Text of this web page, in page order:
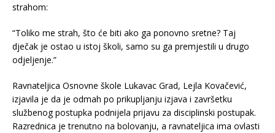
strahom:
“Toliko me strah, što će biti ako ga ponovno sretne? Taj
dječak je ostao u istoj školi, samo su ga premjestili u drugo
odjeljenje.”
Ravnateljica Osnovne škole Lukavac Grad, Lejla Kovačević,
izjavila je da je odmah po prikupljanju izjava i završetku
službenog postupka podnijela prijavu za disciplinski postupak.
Razrednica je trenutno na bolovanju, a ravnateljica ima ovlasti